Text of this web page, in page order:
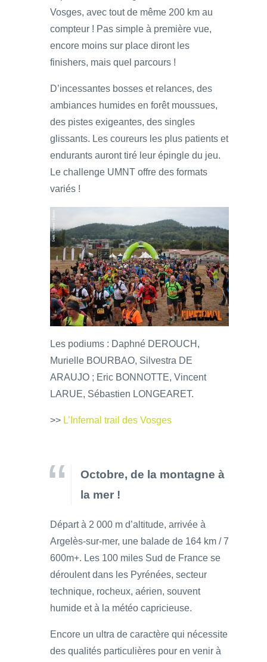
Vosges, avec tout de même 200 km au
compteur ! Pas simple à première vue,
encore moins sur place diront les
finishers, mais quel parcours !
D’incessantes bosses et relances, des
ambiances humides en forêt moussues,
des pistes exigeantes, des singles
glissants. Les coureurs les plus patients et
endurants auront tiré leur épingle du jeu.
Le challenge UMNT offre des formats
variés !
Les podiums : Daphné DEROUCH,
Murielle BOURBAO, Silvestra DE
ARAUJO ; Eric BONNOTTE, Vincent
LARUE, Sébastien LONGEARET.
>> L’Infernal trail des Vosges
Octobre, de la montagne à
la mer !
Départ à 2 000 m d’altitude, arrivée à
Argelès-sur-mer, une balade de 164 km / 7
600m+. Les 100 miles Sud de France se
déroulent dans les Pyrénées, secteur
technique, rocheux, aérien, souvent
humide et à la météo capricieuse.
Encore un ultra de caractère qui nécessite
des qualités particulières pour en venir à